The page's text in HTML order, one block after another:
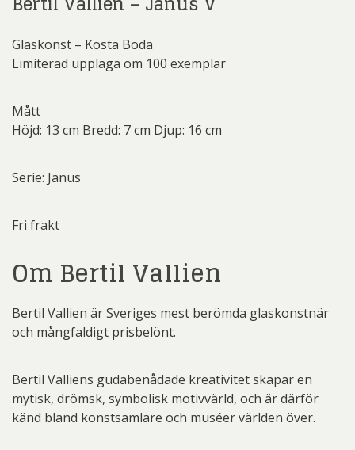
Glaskonst – Kosta Boda
Limiterad upplaga om 100 exemplar
Mått
Höjd: 13 cm Bredd: 7 cm Djup: 16 cm
Serie: Janus
Fri frakt
Om Bertil Vallien
Bertil Vallien är Sveriges mest berömda glaskonstnär
och mångfaldigt prisbelönt.
Bertil Valliens gudabenådade kreativitet skapar en
mytisk, drömsk, symbolisk motivvärld, och är därför
känd bland konstsamlare och muséer världen över.